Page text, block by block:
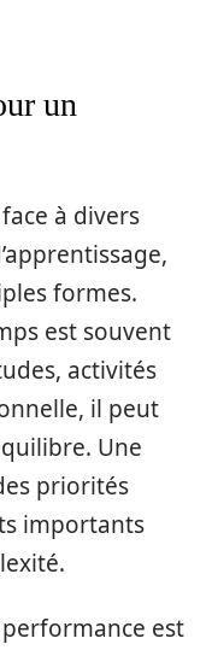
un
à divers
formes.
est souvent
activités
il peut
Une
priorités
importants
est